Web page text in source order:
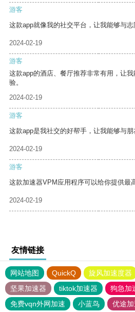
游客
这款app就像我的社交平台，让我能够与志
2024-02-19
游客
这款app的酒店、餐厅推荐非常有用，让
验。
2024-02-19
游客
这款app是我社交的好帮手，让我能够与朋
2024-02-19
游客
这款加速器VPM应用程序可以给你提供最
2024-02-19
友情链接
网站地图 QuickQ 旋风加速度器
坚果加速器
tiktok加速器
狗急加
免费vqn外网加速
小蓝鸟 优途